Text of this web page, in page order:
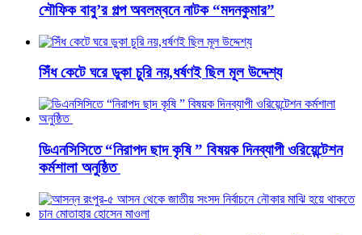
শৌফিক বাবু’র গল্প অবলম্বনে নাটক “মদনকুমার”
সিঁধ কেটে ঘরে ডুকা চুরি নয়,ধর্ষণই ছিল মূল উদ্দেশ্য
ডিএনসিসিতে “নিরাপদ ছাদ কৃষি ” বিষয়ক দিনব্যাপী ওরিয়েন্টেশন
কর্মশালা অনুষ্ঠিত